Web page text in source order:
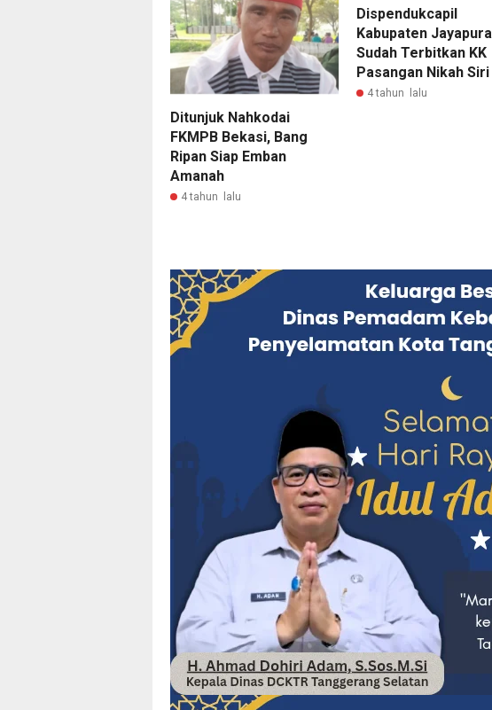
Ditunjuk Nahkodai
FKMPB Bekasi, Bang
Ripan Siap Emban
Amanah
4 tahun lalu
Dispendukcapil
Kabupaten Jayapura
Sudah Terbitkan KK
Pasangan Nikah Siri
4 tahun lalu